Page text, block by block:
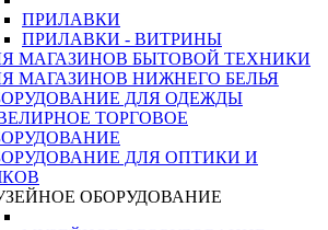
ПРИЛАВКИ
ПРИЛАВКИ - ВИТРИНЫ
МАГАЗИНОВ БЫТОВОЙ ТЕХНИКИ
МАГАЗИНОВ НИЖНЕГО БЕЛЬЯ
ДЛЯ ОДЕЖДЫ
ТОРГОВОЕ
ДЛЯ ОПТИКИ И
ОБОРУДОВАНИЕ